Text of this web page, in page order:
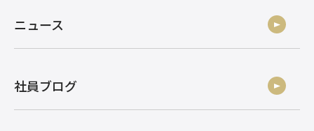
ニュース
社員ブログ